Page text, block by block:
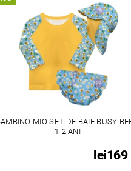
MIO SET DE BAIE BUSY
1-2 ANI
lei169